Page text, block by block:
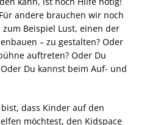
andere brauchen wir noch
Beispiel Lust, einen der
– zu gestalten? Oder
auftreten? Oder Du
Du kannst beim Auf- und
dass Kinder auf den
möchtest, den Kidspace